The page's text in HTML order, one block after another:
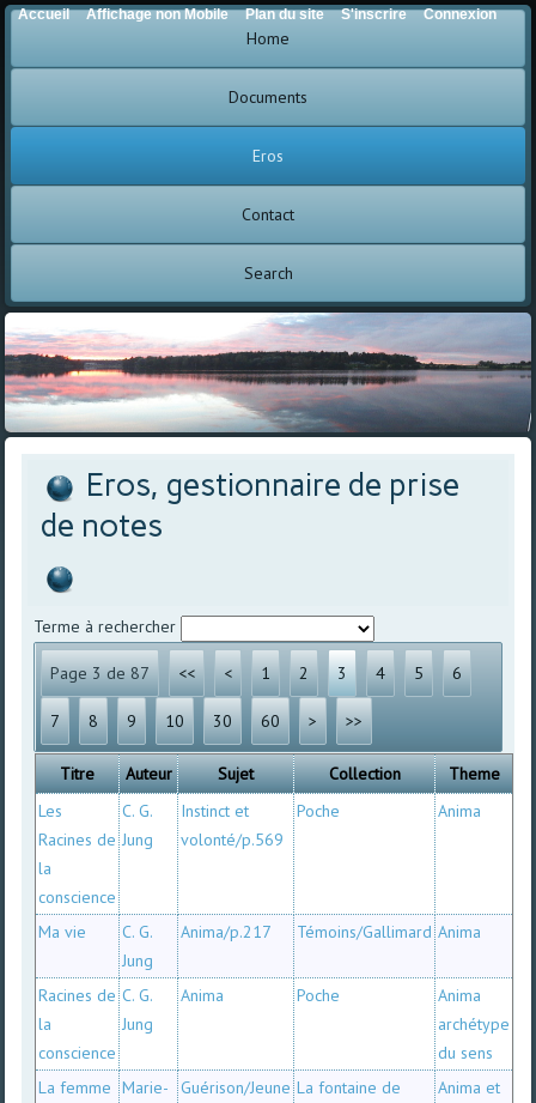
Home
Documents
Eros
Contact
Search
Eros, gestionnaire de prise
de notes
Terme à rechercher
Page 3 de 87 << < 1 2 3 4 5 6
7 8 9 10 30 60 > >>
Titre Auteur Sujet Collection
Theme
Les
Racines de
la
conscience
C. G.
Jung
Instinct et
volonté/p.569
Poche Anima
Ma vie
C. G.
Jung
Anima/p.217 Témoins/Gallimard Anima
Racines de
la
conscience
C. G.
Jung
Anima Poche
Anima
archétype
du sens
La femme Marie-
Guérison/Jeune La fontaine de
Anima et
Accueil Affichage non Mobile Plan du site S'inscrire Connexion